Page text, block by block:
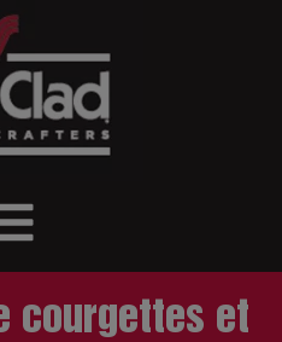
courgettes et